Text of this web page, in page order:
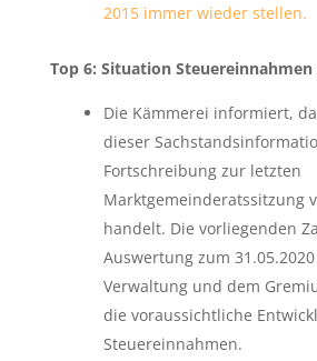
2015 immer wieder stellen.
Top 6: Situation
Die Kämmerei informiert,
dieser
Fortschreibung zur letzten
Marktgemeinderatssitzung
handelt. Die vorliegenden
Auswertung zum
Verwaltung und dem
die voraussichtliche
Steuereinnahmen.